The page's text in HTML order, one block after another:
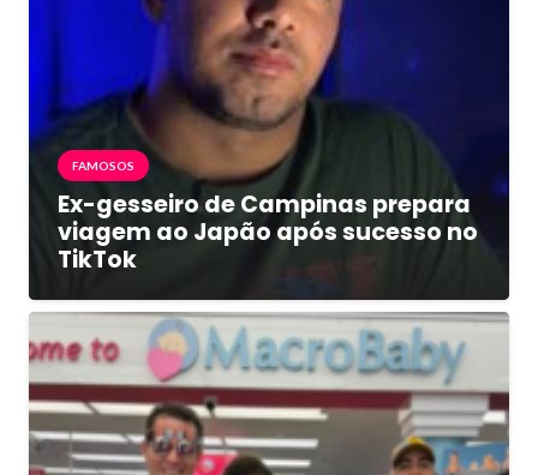
FAMOSOS
Ex-gesseiro de Campinas prepara
viagem ao Japão após sucesso no
TikTok